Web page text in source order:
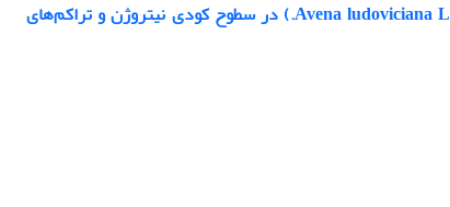
ارزیابی کارایی جذب و مصرف تشعشع گندم پاییزه (Triticum aestivum L.) و یولاف وحشی (Avena ludoviciana L.) در سطوح کودی نیتروژن و تراکم‌های